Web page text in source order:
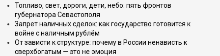
Топливо, свет, дороги, дети, небо: пять фронтов
губернатора Севастополя
Запрет наличных сделок: как государство готовится к
войне с наличным рублём
От зависти к структуре: почему в России ненависть к
сверхбогатым — это не эмоция